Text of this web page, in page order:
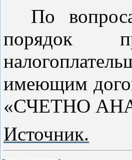
По
порядок
имеющим
«СЧЕТНО
Источник.